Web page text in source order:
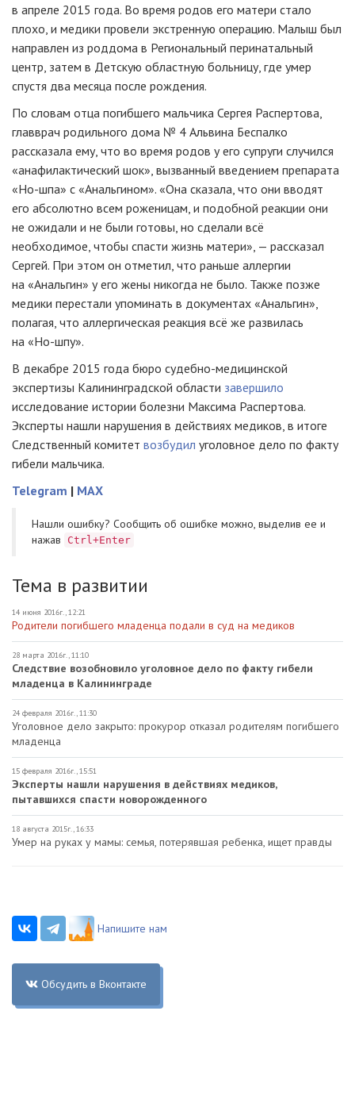
в апреле 2015 года. Во время родов его матери стало
плохо, и медики провели экстренную операцию. Малыш был
направлен из роддома в Региональный перинатальный
центр, затем в Детскую областную больницу, где умер
спустя два месяца после рождения.
По словам отца погибшего мальчика Сергея Распертова,
главврач родильного дома № 4 Альвина Беспалко
рассказала ему, что во время родов у его супруги случился
«анафилактический шок», вызванный введением препарата
«Но-шпа» с «Анальгином». «Она сказала, что они вводят
его абсолютно всем роженицам, и подобной реакции они
не ожидали и не были готовы, но сделали всё
необходимое, чтобы спасти жизнь матери», — рассказал
Сергей. При этом он отметил, что раньше аллергии
на «Анальгин» у его жены никогда не было. Также позже
медики перестали упоминать в документах «Анальгин»,
полагая, что аллергическая реакция всё же развилась
на «Но-шпу».
В декабре 2015 года бюро судебно-медицинской
экспертизы Калининградской области завершило
исследование истории болезни Максима Распертова.
Эксперты нашли нарушения в действиях медиков, в итоге
Следственный комитет возбудил уголовное дело по факту
гибели мальчика.
Telegram | MAX
Нашли ошибку? Cообщить об ошибке можно, выделив ее и
нажав
Ctrl+Enter
Тема в развитии
14 июня 2016г., 12:21
Родители погибшего младенца подали в суд на медиков
28 марта 2016г., 11:10
Следствие возобновило уголовное дело по факту гибели
младенца в Калининграде
24 февраля 2016г., 11:30
Уголовное дело закрыто: прокурор отказал родителям погибшего
младенца
15 февраля 2016г., 15:51
Эксперты нашли нарушения в действиях медиков,
пытавшихся спасти новорожденного
18 августа 2015г., 16:33
Умер на руках у мамы: семья, потерявшая ребенка, ищет правды
Напишите нам
Обсудить в Вконтакте